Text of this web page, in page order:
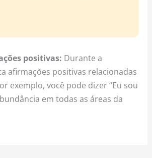
positivas: Durante a
afirmações positivas relacionadas
exemplo, você pode dizer “Eu sou
em todas as áreas da